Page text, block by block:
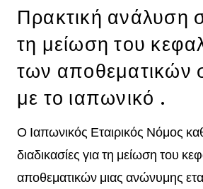
Πρακτική ανάλυση
τη μείωση του
των
με το ιαπωνικό .
Ο Ιαπωνικός Εταιρικός Νόμος
διαδικασίες για τη μείωση του
αποθεματικών μιας ανώνυμης